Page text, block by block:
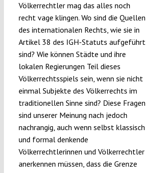
Völkerrechtler mag das alles noch
recht vage klingen. Wo sind die Quellen
des internationalen Rechts, wie sie in
Artikel 38 des IGH-Statuts aufgeführt
sind? Wie können Städte und ihre
lokalen Regierungen Teil dieses
Völkerrechtsspiels sein, wenn sie nicht
einmal Subjekte des Völkerrechts im
traditionellen Sinne sind? Diese Fragen
sind unserer Meinung nach jedoch
nachrangig, auch wenn selbst klassisch
und formal denkende
Völkerrechtlerinnen und Völkerrechtler
anerkennen müssen, dass die Grenze